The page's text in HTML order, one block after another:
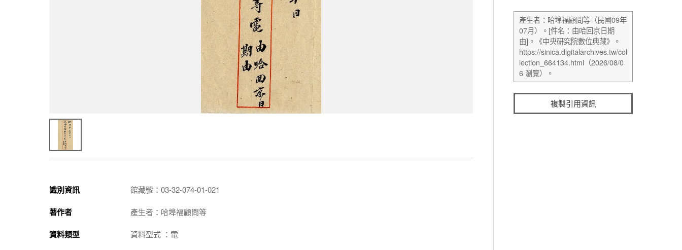
識別資訊 館藏號：03-32-074-01-021
著作者 產生者：哈埠福顧問等
資料類型 資料型式 ：電
複製引用資訊